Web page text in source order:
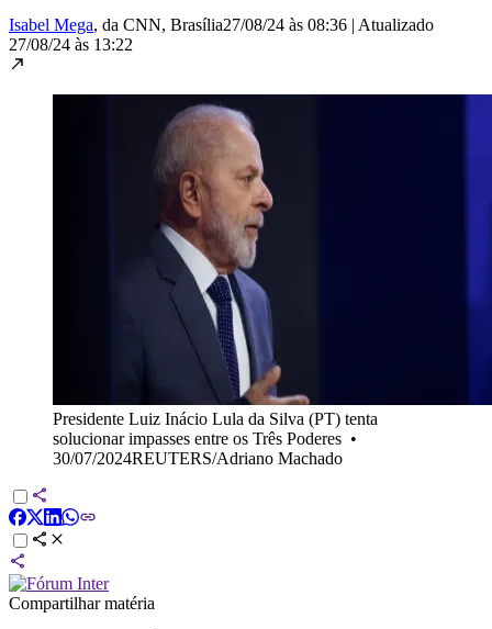
Isabel Mega, da CNN, Brasília27/08/24 às 08:36 | Atualizado
27/08/24 às 13:22
Presidente Luiz Inácio Lula da Silva (PT) tenta
solucionar impasses entre os Três Poderes •
30/07/2024REUTERS/Adriano Machado
Compartilhar matéria